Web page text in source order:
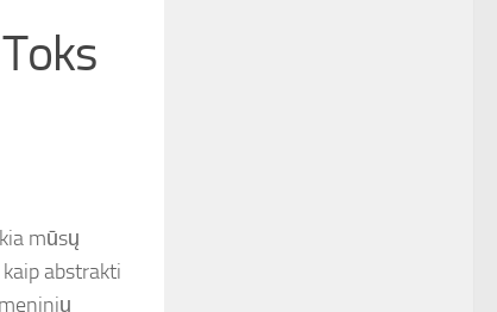
mūsų
abstrakti